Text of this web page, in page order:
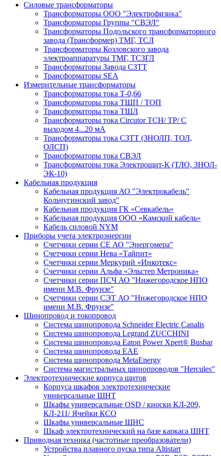
Силовые трансформаторы
Трансформаторы ООО "Электрофизика"
Трансформаторы Группы "СВЭЛ"
Трансформаторы Подольского трансформаторного
завода (Трансформер) ТМГ, ТСЛ
Трансформаторы Козловского завода
электроаппаратуры ТМГ, ТСЗГЛ
Трансформаторы Завода СЗТТ
Трансформаторы SEA
Измерительные трансформаторы
Трансформаторы тока Т-0,66
Трансформаторы тока ТШП / ТОП
Трансформаторы тока ТШЛ
Трансформаторы тока Circutor TCH/ TP/ С
выходом 4...20 мА
Трансформаторы тока СЗТТ (ЗНОЛП, ТОЛ,
ОЛСП)
Трансформаторы тока СВЭЛ
Трансформаторы тока Электрощит-К (ТЛО, ЗНОЛ-
ЭК-10)
Кабельная продукция
Кабельная продукция АО "Электрокабель"
Кольчугинский завод"
Кабельная продукция ГК «Севкабель»
Кабельная продукция ООО «Камский кабель»
Кабель силовой NYM
Приборы учета электроэнергии
Счетчики серии СЕ АО "Энергомера"
Счетчики серии Нева «Тайпит»
Счетчики серии Меркурий «Инкотекс»
Счетчики серии Альфа «Эльстер Метроника»
Счетчики серии ПСЧ АО "Нижегородское НПО
имени М.В. Фрунзе"
Счетчики серии СЭТ АО "Нижегородское НПО
имени М.В. Фрунзе"
Шинопровод и токопровод
Система шинопровода Schneider Electric Canalis
Система шинопровода Legrand ZUCCHINI
Система шинопровода Eaton Power Xpert® Busbar
Система шинопровода EAE
Система шинопровода MetaEnergy
Система магистральных шинопроводов "Hercules"
Электротехнические корпуса щитов
Корпуса шкафов электротехнические
универсальные ШНТ
Шкафы универсальные OSD / киоски КЛ-209,
КЛ-211/ Ячейки КСО
Шкафы универсальные ШНС
Шкаф электротехнический на базе каркаса ШНТ
Приводная техника (частотные преобразователи)
Устройства плавного пуска типа Altistart